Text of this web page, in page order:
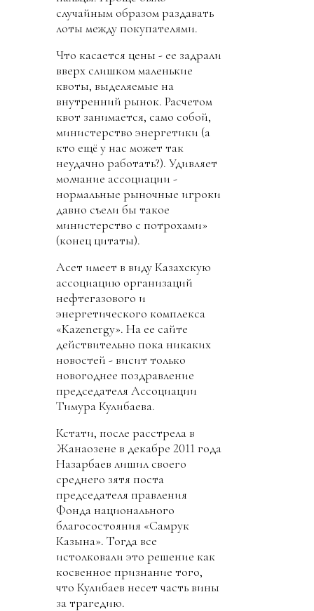
случайным образом раздавать
лоты между покупателями.
Что касается цены - ее задрали
вверх слишком маленькие
квоты, выделяемые на
внутренний рынок. Расчетом
квот занимается, само собой,
министерство энергетики (а
кто ещё у нас может так
неудачно работать?). Удивляет
молчание ассоциации -
нормальные рыночные игроки
давно съели бы такое
министерство с потрохами»
(конец цитаты).
Асет имеет в виду Казахскую
ассоциацию организаций
нефтегазового и
энергетического комплекса
«Kazenergy». На ее сайте
действительно пока никаких
новостей - висит только
новогоднее поздравление
председателя Ассоциации
Тимура Кулибаева.
Кстати, после расстрела в
Жанаозене в декабре 2011 года
Назарбаев лишил своего
среднего зятя поста
председателя правления
Фонда национального
благосостояния «Самрук
Казына». Тогда все
истолковали это решение как
косвенное признание того,
что Кулибаев несет часть вины
за трагедию.